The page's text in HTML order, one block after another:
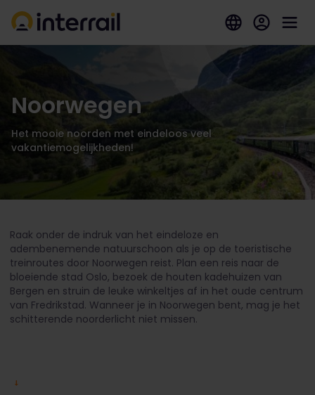
Noorwegen
Het mooie noorden met eindeloos veel
vakantiemogelijkheden!
Raak onder de indruk van het eindeloze en
adembenemende natuurschoon als je op de toeristische
treinroutes door Noorwegen reist. Plan een reis naar de
bloeiende stad Oslo, bezoek de houten kadehuizen van
Bergen en struin de leuke winkeltjes af in het oude centrum
van Fredrikstad. Wanneer je in Noorwegen bent, mag je het
schitterende noorderlicht niet missen.